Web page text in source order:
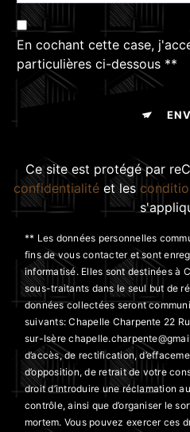
En cochant cette case,
particulières ci-dessous **
Ce site est protégé par
confidentialité et les
** Les données personnelles
fins de vous contacter et sont
informatisé. Elles sont destinées à
sous-traitants dans le seul but de
données collectées seront
suivants: Chapelle Charpente 22
sur-Isère
d’accès, de rectification,
d’opposition, de retrait de votre
droit d’introduire une réclamation
contrôle, ainsi que d’organiser le
mortem. Vous pouvez exercer ces